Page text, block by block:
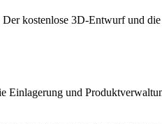
kostenlose 3D-Entwurf und
und